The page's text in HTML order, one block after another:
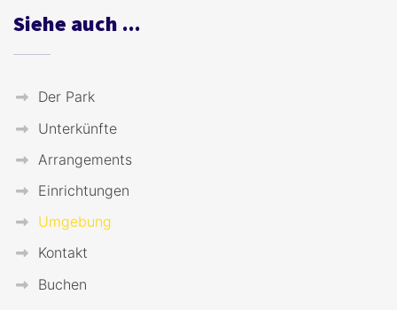
Siehe auch ...
Der Park
Unterkünfte
Arrangements
Einrichtungen
Umgebung
Kontakt
Buchen